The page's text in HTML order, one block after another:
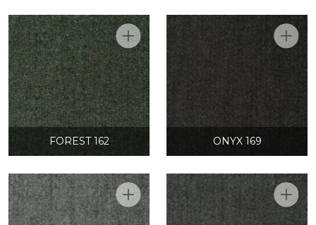
FOREST 162 ONYX 169